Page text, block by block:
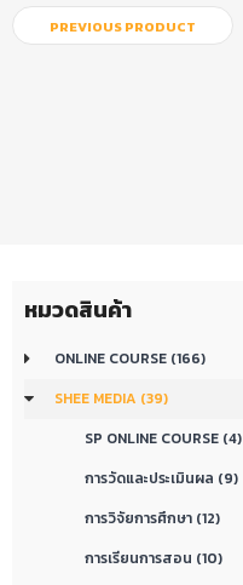
PREVIOUS PRODUCT
หมวดสินค้า
ONLINE COURSE (166)
SHEE MEDIA (39)
SP ONLINE COURSE (4)
การวัดและประเมินผล (9)
การวิจัยการศึกษา (12)
การเรียนการสอน (10)